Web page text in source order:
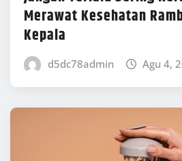
Merawat Kesehatan
Kepala
d5dc78admin Agu 4,